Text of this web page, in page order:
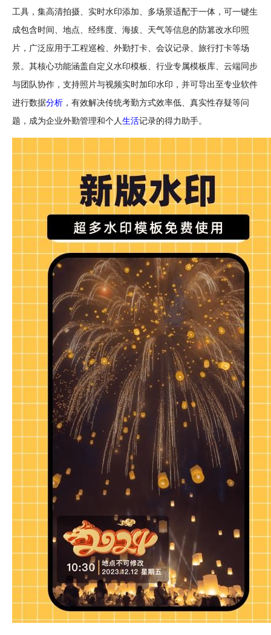
工具，集高清拍摄、实时水印添加、多场景适配于一体，可一键生
成包含时间、地点、经纬度、 海拔、 天气等信息的防篡改水印照
片，广泛应用于工程巡检、外勤打卡、 会议记录、 旅行打卡等场
景。其核心功能涵盖自定义水印模板、行业专属模板库、 云端同步
与团队协作 ，支持照片与视频实时加印水印，并可导出至专业软件
进行数据分析 ，有效解决传统考勤方式效率低、真实性存疑等问
题，成为企业外勤管理和个人生活记录的得力助手。